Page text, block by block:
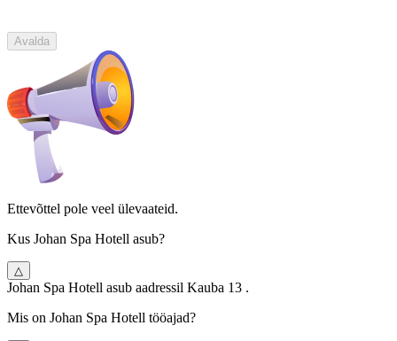
Avalda
Ettevõttel pole veel ülevaateid.
Kus Johan Spa Hotell asub?
△
Johan Spa Hotell asub aadressil Kauba 13 .
Mis on Johan Spa Hotell tööajad?